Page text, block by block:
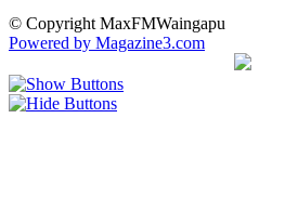
© Copyright MaxFMWaingapu
Powered by Magazine3.com